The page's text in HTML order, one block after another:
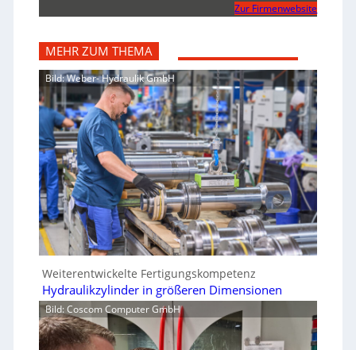
Zur Firmenwebsite
MEHR ZUM THEMA
Bild: Weber- Hydraulik GmbH
Weiterentwickelte Fertigungskompetenz
Hydraulikzylinder in größeren Dimensionen
Bild: Coscom Computer GmbH